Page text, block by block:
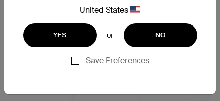
United States
YES or NO
Save Preferences